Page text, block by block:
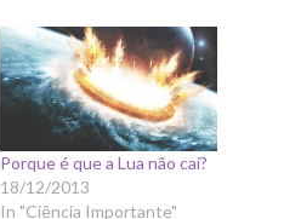
Porque é que a Lua não cai?
18/12/2013
In "Ciência Importante"